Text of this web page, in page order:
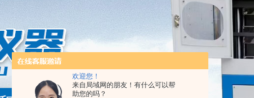
欢迎您！
来自局域网的朋友！有什么可以帮
助您的吗？